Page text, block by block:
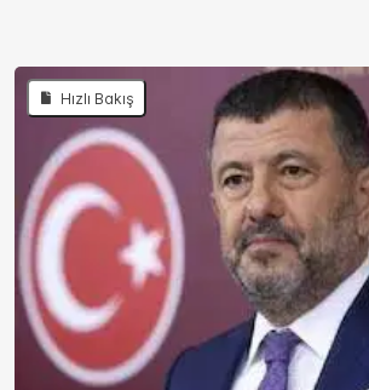
Hızlı Bakış